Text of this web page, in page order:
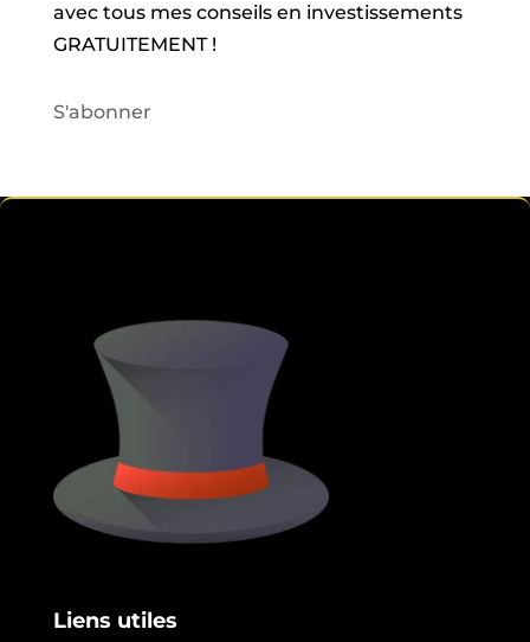
avec tous mes conseils en investissements
GRATUITEMENT !
S'abonner
Liens utiles